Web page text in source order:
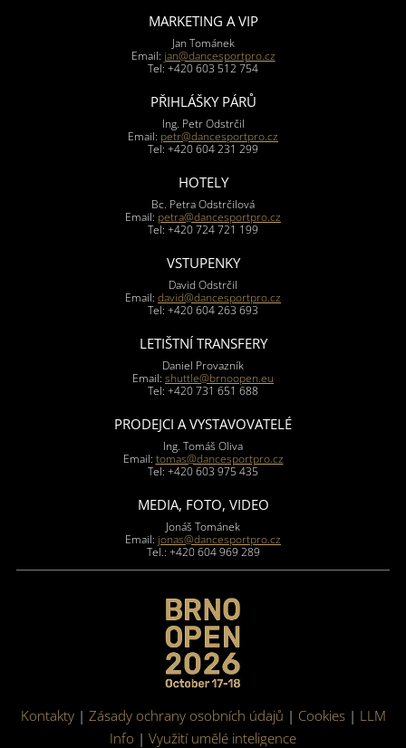
MARKETING A VIP
Jan Tománek
Email: jan@dancesportpro.cz
Tel: +420 603 512 754
PŘIHLÁŠKY PÁRŮ
Ing. Petr Odstrčil
Email: petr@dancesportpro.cz
Tel: +420 604 231 299
HOTELY
Bc. Petra Odstrčilová
Email: petra@dancesportpro.cz
Tel: +420 724 721 199
VSTUPENKY
David Odstrčil
Email: david@dancesportpro.cz
Tel: +420 604 263 693
LETIŠTNÍ TRANSFERY
Daniel Provazník
Email: shuttle@brnoopen.eu
Tel: +420 731 651 688
PRODEJCI A VYSTAVOVATELÉ
Ing. Tomáš Oliva
Email: tomas@dancesportpro.cz
Tel: +420 603 975 435
MEDIA, FOTO, VIDEO
Jonáš Tománek
Email: jonas@dancesportpro.cz
Tel.: +420 604 969 289
Kontakty| Zásady ochrany osobních údajů | Cookies| LLM
Info | Využití umělé inteligence